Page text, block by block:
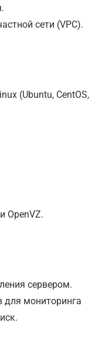
сети (VPC).
(Ubuntu, CentOS,
OpenVZ.
сервером.
для мониторинга